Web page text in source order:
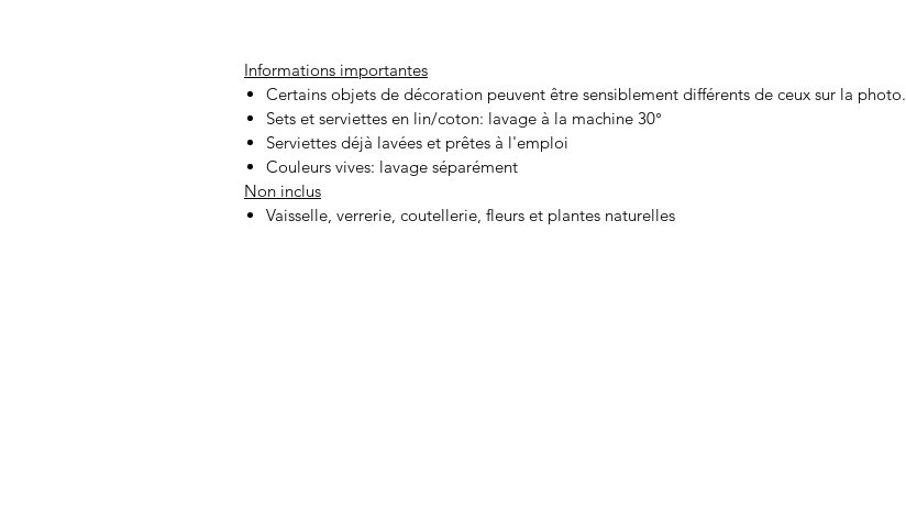
Informations importantes
Certains objets de décoration peuvent être sensiblement différents de ceux sur la photo.
Sets et serviettes en lin/coton: lavage à la machine 30°
Serviettes déjà lavées et prêtes à l'emploi
Couleurs vives: lavage séparément
Non inclus
Vaisselle, verrerie, coutellerie, fleurs et plantes naturelles